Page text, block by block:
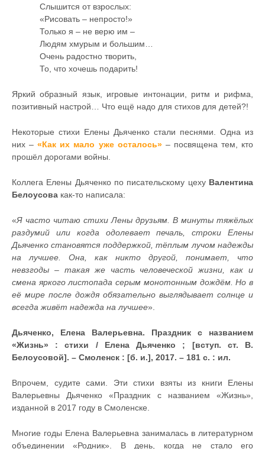
Слышится от взрослых:
«Рисовать – непросто!»
Только я – не верю им –
Людям хмурым и большим…
Очень радостно творить,
То, что хочешь подарить!
Яркий образный язык, игровые интонации, ритм и рифма,
позитивный настрой… Что ещё надо для стихов для детей?!
Некоторые стихи Елены Дьяченко стали песнями. Одна из
них –«Как их мало уже осталось»– посвящена тем, кто
прошёл дорогами войны.
Коллега Елены Дьяченко по писательскому цеху Валентина
Белоусова как-то написала:
«Я часто читаю стихи Лены друзьям. В минуты тяжёлых
раздумий или когда одолевает печаль, строки Елены
Дьяченко становятся поддержкой, тёплым лучом надежды
на лучшее. Она, как никто другой, понимает, что
невзгоды – такая же часть человеческой жизни, как и
смена яркого листопада серым монотонным дождём. Но в
её мире после дождя обязательно выглядывает солнце и
всегда живёт надежда на лучшее».
Дьяченко, Елена Валерьевна. Праздник с названием
«Жизнь» : стихи / Елена Дьяченко ; [вступ. ст. В.
Белоусовой]. – Смоленск : [б. и.], 2017. – 181 с. : ил.
Впрочем, судите сами. Эти стихи взяты из книги Елены
Валерьевны Дьяченко «Праздник с названием «Жизнь»,
изданной в 2017 году в Смоленске.
Многие годы Елена Валерьевна занималась в литературном
объединении «Родник». В день, когда не стало его